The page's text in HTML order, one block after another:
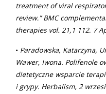
treatment of viral
review.” BMC
therapies vol. 21,1 112. 7
• Paradowska, Katarzyna,
Wawer, Iwona. Polifenole
dietetyczne wsparcie
i grypy. Herbalism, 2